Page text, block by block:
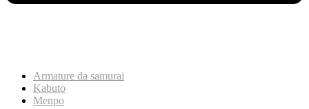
Armature da samurai
Kabuto
Menpo